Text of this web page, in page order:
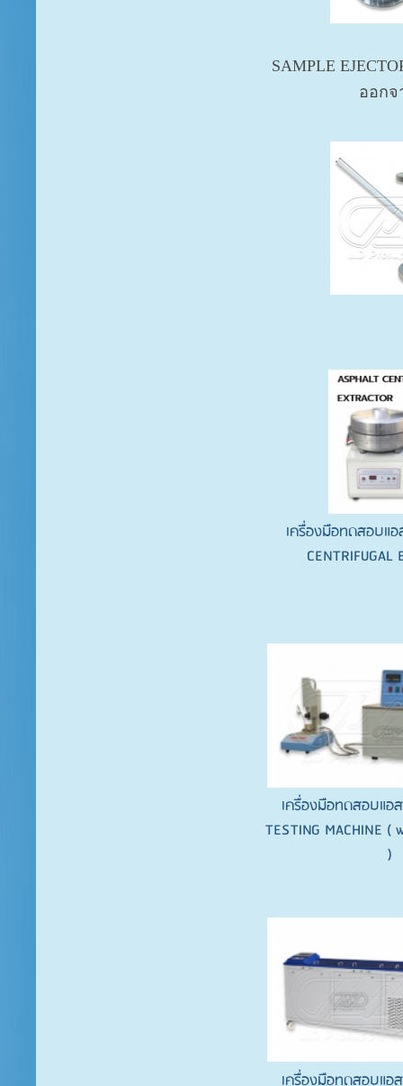
SAMPLE
ออกจ
เครื่องมือทดสอบแอ
CENTRIFUGAL
เครื่องมือทดสอบแอ
TESTING MACHINE (
)
เครื่องมือทดสอบแอ